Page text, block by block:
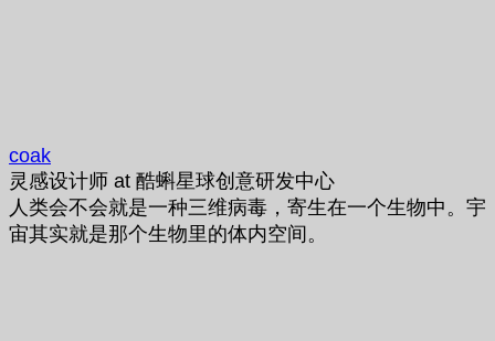
coak
灵感设计师 at 酷蝌星球创意研发中心
人类会不会就是一种三维病毒，寄生在一个生物中。宇
宙其实就是那个生物里的体内空间。